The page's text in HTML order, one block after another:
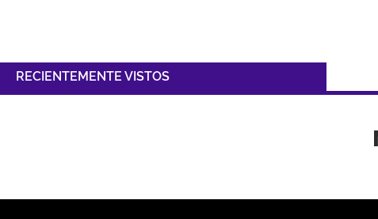
RECIENTEMENTE VISTOS